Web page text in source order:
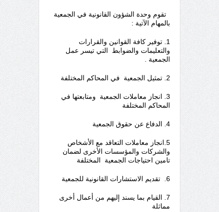
تقوم وحدة الشؤون القانونية في الجمعية
بالمهام الآتية :
1. توفير كافة القوانين والقرارات
والتعليمات والضوابط التي تيسر عمل
الجمعية .
2. تمثيل الجمعية في المحاكم المختلفة
3. انجاز معاملات الجمعية ومتابعتها في
المحاكم المختلفة
4. الدفاع عن حقوق الجمعية
5.انجاز معاملات التعاقد مع الأشخاص
والشركات والمؤسسات الأخرى لضمان
تامين احتياجات الجمعية المختلفة
6. تقديم الاستشارات القانونية للجمعية
7. القيام بما يسند إليهم من أعمال أخرى
مماثلة